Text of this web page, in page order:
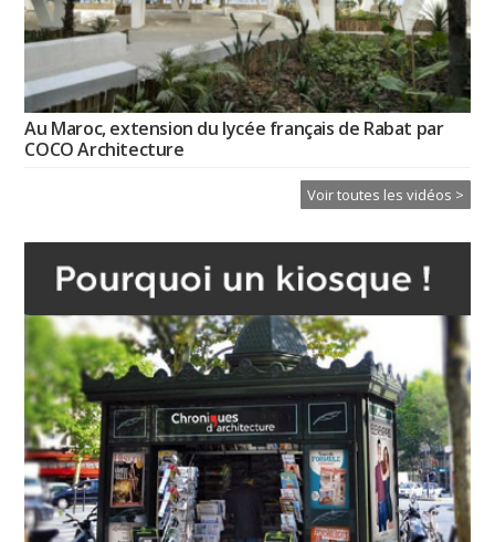
Au Maroc, extension du lycée français de Rabat par
COCO Architecture
Voir toutes les vidéos >